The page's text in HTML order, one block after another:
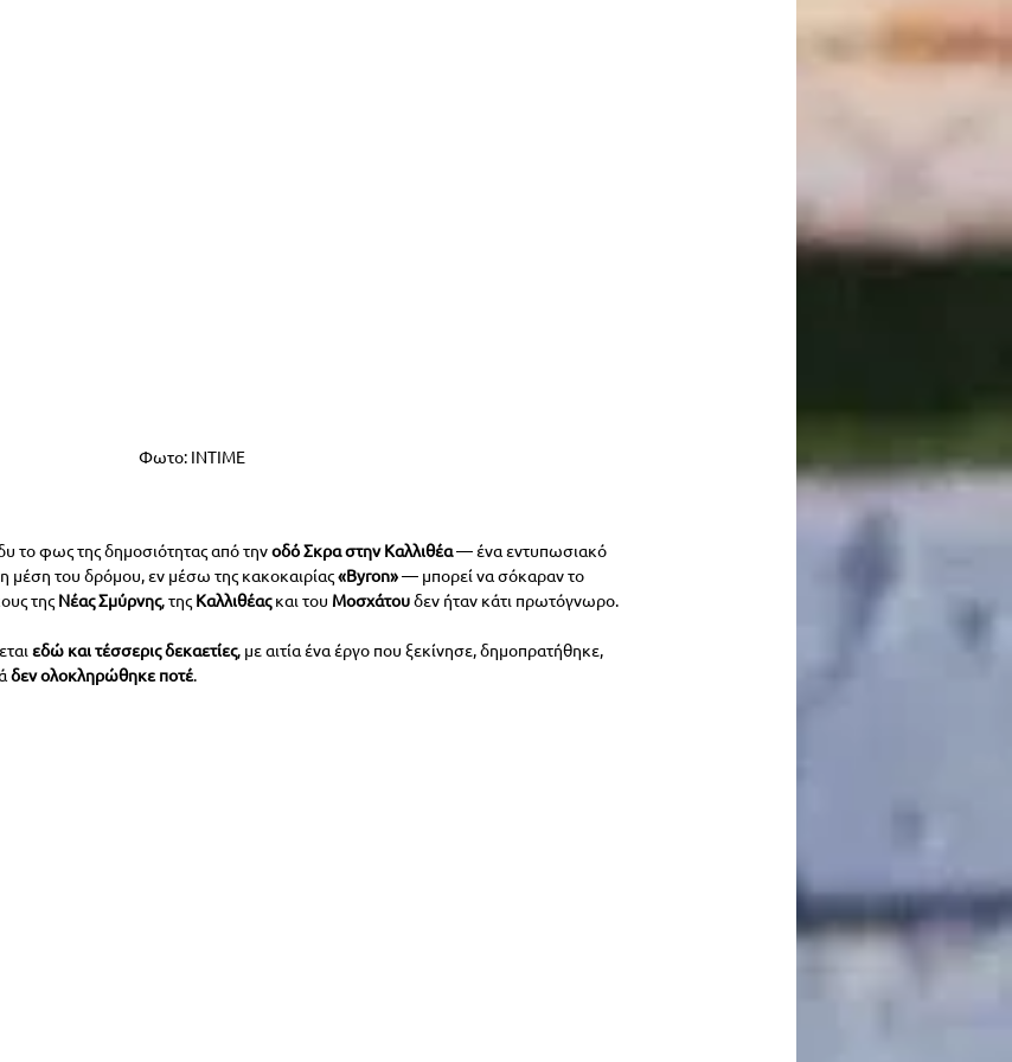
Φωτο: INTIME
το φως της δημοσιότητας από την οδό Σκρα στην Καλλιθέα — ένα εντυπωσιακό
μέση του δρόμου, εν μέσω της κακοκαιρίας «Byron» — μπορεί να σόκαραν το
της Νέας Σμύρνης, της Καλλιθέας και του Μοσχάτου δεν ήταν κάτι πρωτόγνωρο.
εδώ και τέσσερις δεκαετίες, με αιτία ένα έργο που ξεκίνησε, δημοπρατήθηκε,
δεν ολοκληρώθηκε ποτέ.